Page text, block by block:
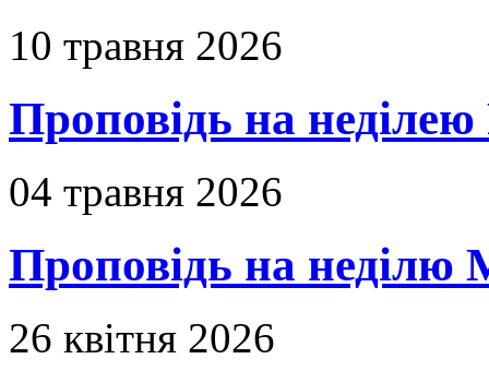
10 травня 2026
Проповідь на неділею
04 травня 2026
Проповідь на неділю
26 квітня 2026